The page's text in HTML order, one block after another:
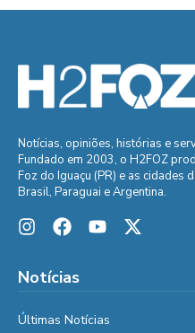
Notícias, opiniões, histórias e
Fundado em 2003, o H2FOZ
Foz do Iguaçu (PR) e as cidades
Brasil, Paraguai e Argentina.
Notícias
Últimas Notícias